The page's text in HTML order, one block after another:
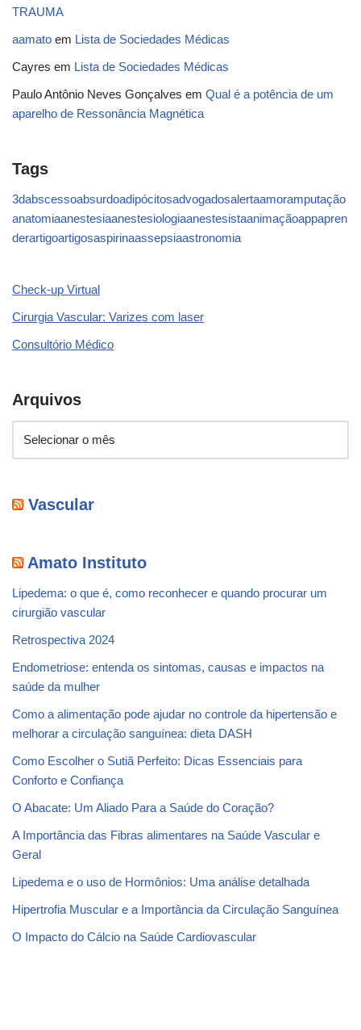
TRAUMA
aamato em Lista de Sociedades Médicas
Cayres em Lista de Sociedades Médicas
Paulo Antônio Neves Gonçalves em Qual é a potência de um
aparelho de Ressonância Magnética
Tags
3dabscessoabsurdoadipócitosadvogadosalertaamoramputação
anatomiaanestesiaanestesiologiaanestesistaanimaçãoappapren
derartigoartigosaspirinaassepsiaastronomia
Check-up Virtual
Cirurgia Vascular: Varizes com laser
Consultório Médico
Arquivos
Vascular
Amato Instituto
Lipedema: o que é, como reconhecer e quando procurar um
cirurgião vascular
Retrospectiva 2024
Endometriose: entenda os sintomas, causas e impactos na
saúde da mulher
Como a alimentação pode ajudar no controle da hipertensão e
melhorar a circulação sanguínea: dieta DASH
Como Escolher o Sutiã Perfeito: Dicas Essenciais para
Conforto e Confiança
O Abacate: Um Aliado Para a Saúde do Coração?
A Importância das Fibras alimentares na Saúde Vascular e
Geral
Lipedema e o uso de Hormônios: Uma análise detalhada
Hipertrofia Muscular e a Importância da Circulação Sanguínea
O Impacto do Cálcio na Saúde Cardiovascular